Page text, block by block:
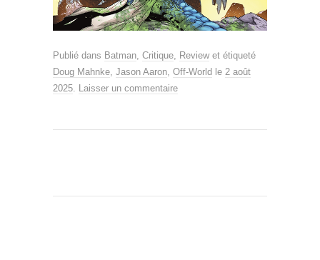
Publié dans Batman Critique Reviewet étiqueté
Doug Mahnke Jason Aaron Off-World le 2 août
2025 Laisser un commentaire